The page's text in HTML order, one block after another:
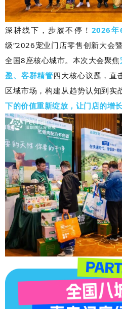
深耕线下，步履不停！ 2026
级“2026宠业门店零售创新大会
全国8座核心城市。本次大会聚焦
盈、客群精管四大核心议题，直
区域市场，构建从趋势认知到实
下的价值重新绽放，让门店的增长